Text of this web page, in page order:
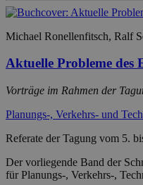
Michael Ronellenfitsch, Ralf
Aktuelle Probleme des
Vorträge im Rahmen der
Planungs-, Verkehrs- und
Referate der Tagung vom 5.
Der vorliegende Band der
für Planungs-, Verkehrs-,